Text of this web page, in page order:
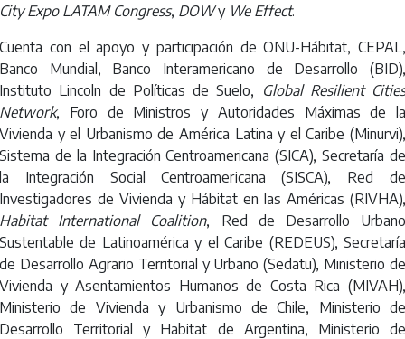
City Expo LATAM Congress, DOWy We Effect.
Cuenta con el apoyo y participación de ONU-Hábitat, CEPAL,
Banco Mundial, Banco Interamericano de Desarrollo (BID),
Instituto Lincoln de Políticas de Suelo, Global Resilient Cities
Network, Foro de Ministros y Autoridades Máximas de la
Vivienda y el Urbanismo de América Latina y el Caribe (Minurvi),
Sistema de la Integración Centroamericana (SICA), Secretaría de
la Integración Social Centroamericana (SISCA), Red de
Investigadores de Vivienda y Hábitat en las Américas (RIVHA),
Habitat International Coalition, Red de Desarrollo
Sustentable de Latinoamérica y el Caribe (REDEUS), Secretaría
de Desarrollo Agrario Territorial y Urbano (Sedatu), Ministerio de
Vivienda y Asentamientos Humanos de Costa Rica (MIVAH),
Ministerio de Vivienda y Urbanismo de Chile, Ministerio de
Desarrollo Territorial y Habitat de Argentina, Ministerio de